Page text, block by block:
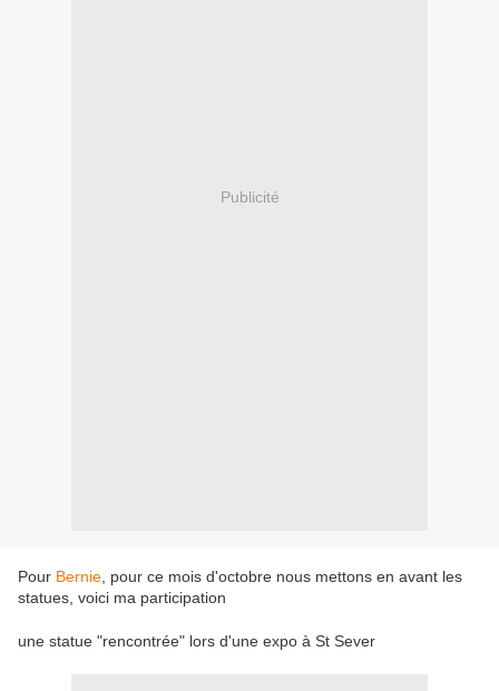
Publicité
Pour Bernie , pour ce mois d'octobre nous mettons en avant les
statues, voici ma participation
une statue "rencontrée" lors d'une expo à St Sever